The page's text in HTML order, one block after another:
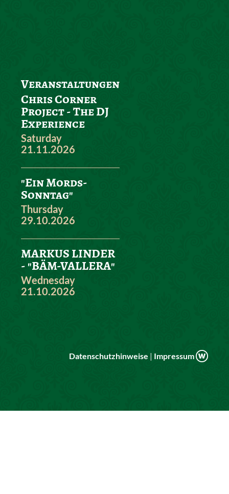
Veranstaltungen
Chris Corner
Project - The DJ
Experience
Saturday
21.11.2026
"Ein Mords-
Sonntag"
Thursday
29.10.2026
MARKUS LINDER
- "BÄM-VALLERA"
Wednesday
21.10.2026
Datenschutzhinweise | Impressum